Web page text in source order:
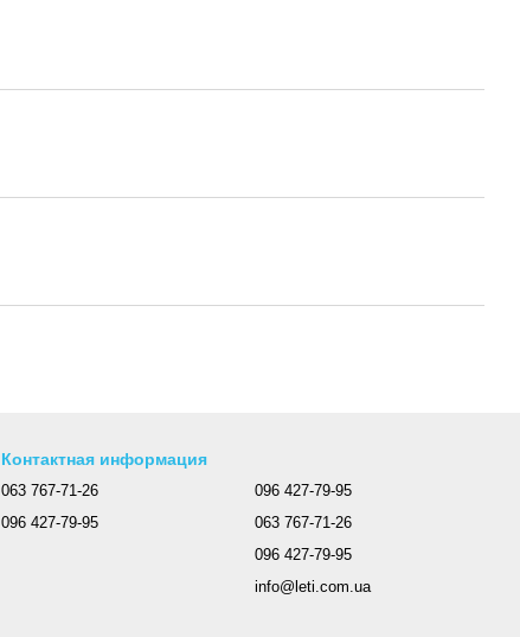
Контактная информация
063 767-71-26
096 427-79-95
096 427-79-95
063 767-71-26
096 427-79-95
info@leti.com.ua